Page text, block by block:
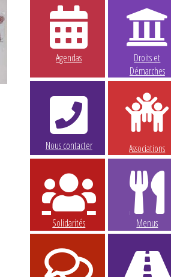
Agendas
Droits et
Démarches
Nous contacter Associations
Solidarités Menus